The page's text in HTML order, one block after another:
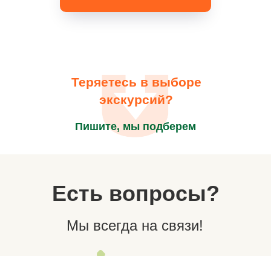
Теряетесь в выборе
экскурсий?
Пишите, мы подберем